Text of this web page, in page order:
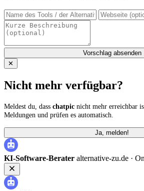
Vorschlag absenden
✕
Nicht mehr verfügbar?
Meldest du, dass chatpic nicht mehr erreichbar
Meldungen und prüfen es automatisch.
Ja, melden!
KI-Software-Berater alternative-zu.de ·